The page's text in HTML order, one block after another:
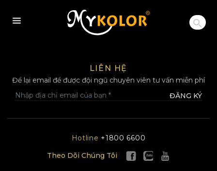
MYKOLOR
LIÊN HỆ
Để lại email để được đội ngũ chuyên viên tư vấn miễn phí
ĐĂNG KÝ
Hotline +1800 6600
Theo Dõi Chúng Tôi